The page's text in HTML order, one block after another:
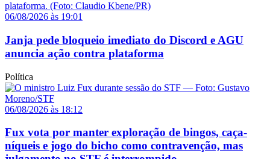
06/08/2026 às 19:01
Janja pede bloqueio imediato do Discord e AGU
anuncia ação contra plataforma
Política
06/08/2026 às 18:12
Fux vota por manter exploração de bingos, caça-
níqueis e jogo do bicho como contravenção, mas